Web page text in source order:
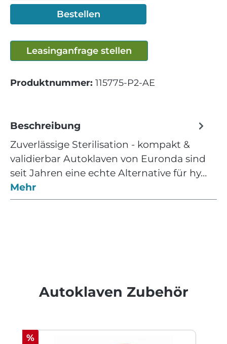
Bestellen
Leasinganfrage stellen
Produktnummer: 115775-P2-AE
Beschreibung
Zuverlässige Sterilisation - kompakt &
validierbar Autoklaven von Euronda sind
seit Jahren eine echte Alternative für hy…
Mehr
Produktgalerie überspringen
Autoklaven Zubehör
Rabatt
%